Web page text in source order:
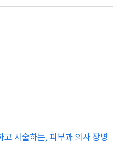
고 시술하는, 피부과 의사 장병